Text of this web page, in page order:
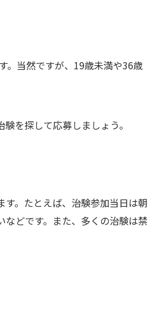
。当然ですが、19歳未満や36歳
を探して応募しましょう。
。たとえば、治験参加当日は朝
どです。また、多くの治験は禁